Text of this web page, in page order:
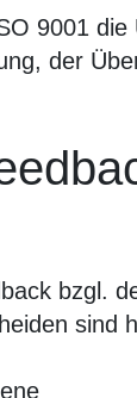
9001 die
der
bzgl.
sind